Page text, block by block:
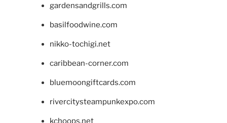
gardensandgrills.com
basilfoodwine.com
nikko-tochigi.net
caribbean-corner.com
bluemoongiftcards.com
rivercitysteampunkexpo.com
kchoops.net